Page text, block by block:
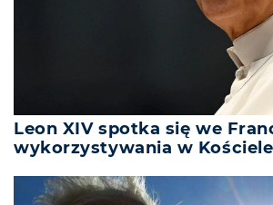
Leon XIV spotka się we
wykorzystywania w Kościele